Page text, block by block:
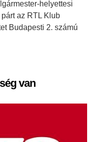
helyettesi
az RTL Klub
Budapesti 2. számú
van